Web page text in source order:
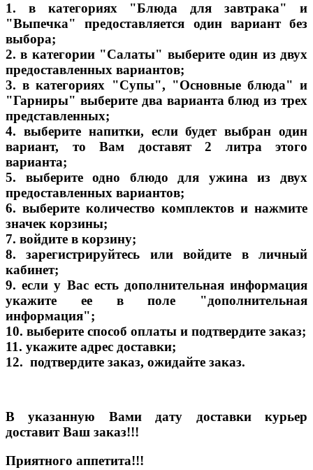
1. в категориях "Блюда для завтрака" и
"Выпечка" предоставляется один вариант без
выбора;
2. в категории "Салаты" выберите один из двух
предоставленных вариантов;
3. в категориях "Супы", "Основные блюда" и
"Гарниры" выберите два варианта блюд из трех
представленных;
4. выберите напитки, если будет выбран один
вариант, то Вам доставят 2 литра этого
варианта;
5. выберите одно блюдо для ужина из двух
предоставленных вариантов;
6. выберите количество комплектов и нажмите
значек корзины;
7. войдите в корзину;
8. зарегистрируйтесь или войдите в личный
кабинет;
9. если у Вас есть дополнительная информация
укажите ее в поле "дополнительная
информация";
10. выберите способ оплаты и подтвердите заказ;
11. укажите адрес доставки;
12. подтвердите заказ, ожидайте заказ.
В указанную Вами дату доставки курьер
доставит Ваш заказ!!!
Приятного аппетита!!!